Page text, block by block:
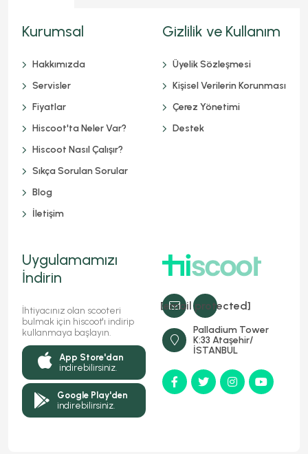
[email protected]
Palladium Tower
K:33 Ataşehir/
İSTANBUL
Kurumsal
Hakkımızda
Servisler
Fiyatlar
Hiscoot'ta Neler Var?
Hiscoot Nasıl Çalışır?
Sıkça Sorulan Sorular
Blog
İletişim
Gizlilik ve Kullanım
Üyelik Sözleşmesi
Kişisel Verilerin Korunması
Çerez Yönetimi
Destek
Uygulamamızı
İndirin
İhtiyacınız olan scooteri
bulmak için hiscoot'ı indirip
kullanmaya başlayın.
App Store'dan
indirebilirsiniz.
Google Play'den
indirebilirsiniz.